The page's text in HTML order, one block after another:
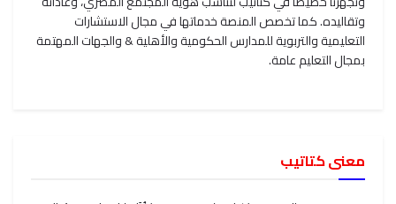
وتقاليده. كما تخصص المنصة خدماتها في مجال الاستشارات
التعليمية والتربوية للمدارس الحكومية والأهلية & والجهات المهتمة
بمجال التعليم عامة.
معنى كتاتيب